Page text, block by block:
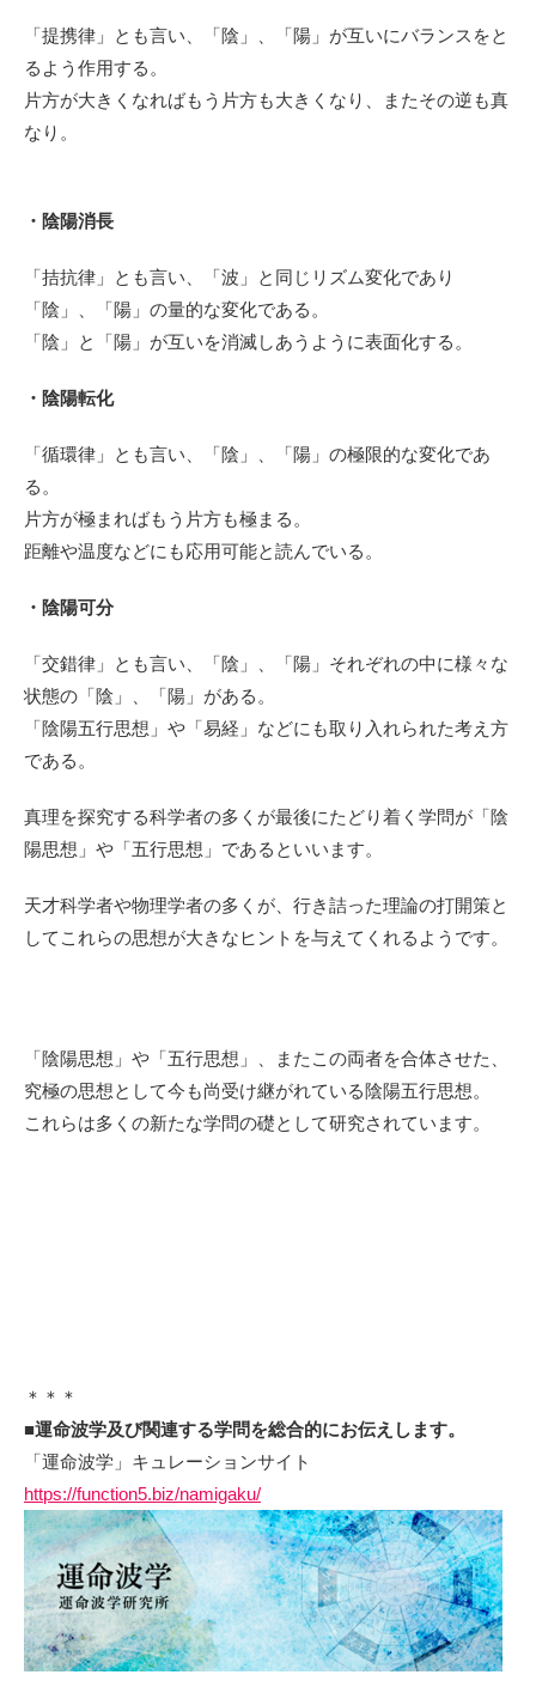
「提携律」とも言い、「陰」、「陽」が互いにバランスをと
るよう作用する。
片方が大きくなればもう片方も大きくなり、またその逆も真
なり。
・陰陽消長
「拮抗律」とも言い、「波」と同じリズム変化であり
「陰」、「陽」の量的な変化である。
「陰」と「陽」が互いを消滅しあうように表面化する。
・陰陽転化
「循環律」とも言い、「陰」、「陽」の極限的な変化であ
る。
片方が極まればもう片方も極まる。
距離や温度などにも応用可能と読んでいる。
・陰陽可分
「交錯律」とも言い、「陰」、「陽」それぞれの中に様々な
状態の「陰」、「陽」がある。
「陰陽五行思想」や「易経」などにも取り入れられた考え方
である。
真理を探究する科学者の多くが最後にたどり着く学問が「陰
陽思想」や「五行思想」であるといいます。
天才科学者や物理学者の多くが、行き詰った理論の打開策と
してこれらの思想が大きなヒントを与えてくれるようです。
「陰陽思想」や「五行思想」、またこの両者を合体させた、
究極の思想として今も尚受け継がれている陰陽五行思想。
これらは多くの新たな学問の礎として研究されています。
＊＊＊
■運命波学及び関連する学問を総合的にお伝え します。
「運命波学」キュレーションサイト
https://function5.biz/namigaku/